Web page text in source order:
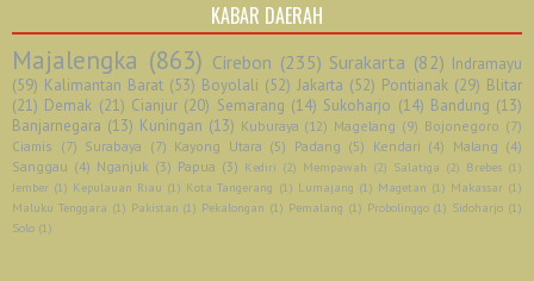
KABAR DAERAH
Majalengka (863) Cirebon (235) Surakarta (82) Indramayu
(59) Kalimantan Barat (53) Boyolali (52) Jakarta (52) Pontianak (29) Blitar
(21) Demak (21) Cianjur (20) Semarang (14) Sukoharjo (14) Bandung (13)
Banjarnegara (13) Kuningan (13) Kuburaya (12) Magelang (9) Bojonegoro (7)
Ciamis (7) Surabaya (7) Kayong Utara (5) Padang (5) Kendari (4) Malang (4)
Sanggau (4) Nganjuk (3) Papua (3) Kediri (2) Mempawah (2) Salatiga (2) Brebes (1)
Jember (1) Kepulauan Riau (1) Kota Tangerang (1) Lumajang (1) Magetan (1) Makassar (1)
Maluku Tenggara (1) Pakistan (1) Pekalongan (1) Pemalang (1) Probolinggo (1) Sidoharjo (1)
Solo (1)